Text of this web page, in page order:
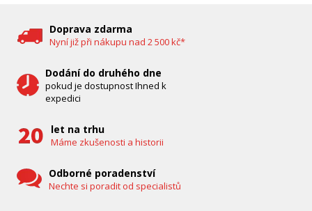
Doprava zdarma
Nyní již při nákupu nad 2 500 kč*
Dodání do druhého dne
pokud je dostupnost Ihned k
expedici
let na trhu
Máme zkušenosti a historii
Odborné poradenství
Nechte si poradit od specialistů